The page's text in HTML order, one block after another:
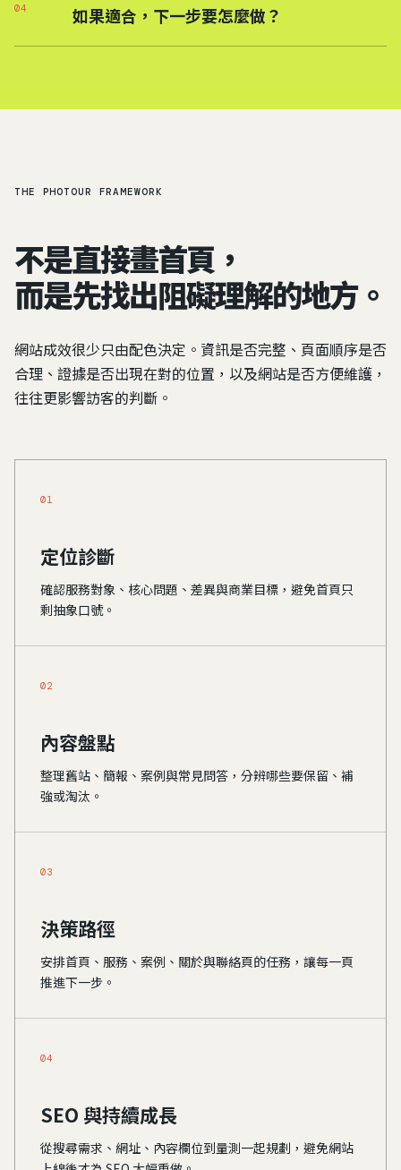
04 如果適合，下一步要怎麼做？
THE PHOTOUR FRAMEWORK
不是直接畫首頁，
而是先找出阻礙理解的地方。
網站成效很少只由配色決定。資訊是否完整、頁面順序是否
合理、證據是否出現在對的位置，以及網站是否方便維護，
往往更影響訪客的判斷。
01
定位診斷
確認服務對象、核心問題、差異與商業目標，避免首頁只
剩抽象口號。
02
內容盤點
整理舊站、簡報、案例與常見問答，分辨哪些要保留、補
強或淘汰。
03
決策路徑
安排首頁、服務、案例、關於與聯絡頁的任務，讓每一頁
推進下一步。
04
SEO 與持續成長
從搜尋需求、網址、內容欄位到量測一起規劃，避免網站